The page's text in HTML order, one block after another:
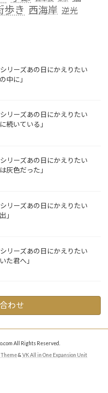
歩き 西海岸 逆光
リーズあの日にかえりたい
中に」
リーズあの日にかえりたい
続いている」
リーズあの日にかえりたい
灰色だった」
リーズあの日にかえりたい
」
リーズあの日にかえりたい
た君へ」
わせ
All Rights Reserved.
& VK All in One Expansion Unit